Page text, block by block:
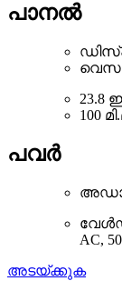
പാനൽ
വെസ
23.8
100
പവർ
AC,
അടയ്ക്കുക